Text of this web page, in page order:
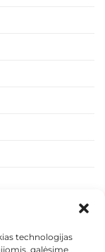
technologijas
galėsime